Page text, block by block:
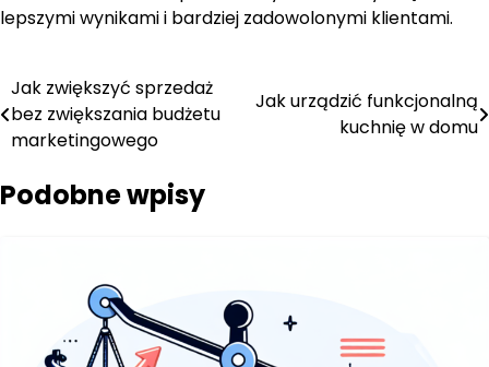
lepszymi wynikami i bardziej zadowolonymi klientami.
Nawigacja
wpisu
Jak zwiększyć sprzedaż
bez zwiększania budżetu
marketingowego
Jak urządzić funkcjonalną
kuchnię w domu
Podobne wpisy